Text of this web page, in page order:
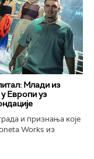
Млади из
Европи уз
и признања које
Works из